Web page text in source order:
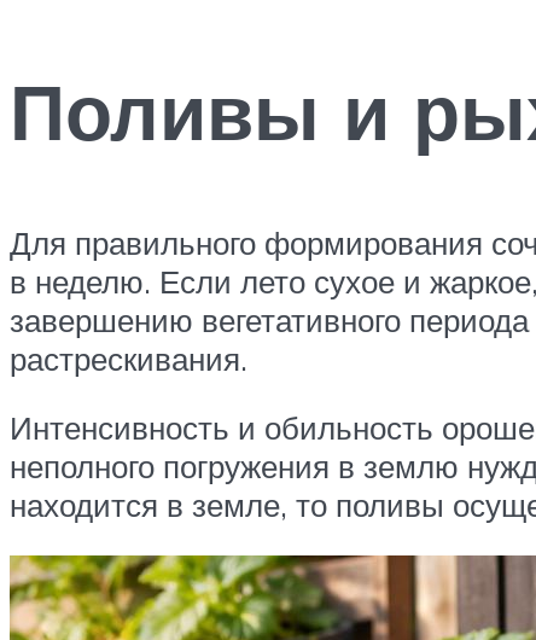
Поливы и
Для правильного формирования
в неделю. Если лето сухое и
завершению вегетативного
растрескивания.
Интенсивность и обильность
неполного погружения в землю
находится в земле, то поливы